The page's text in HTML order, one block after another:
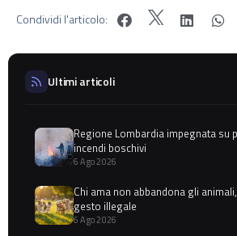
Condividi l'articolo:
Ultimi articoli
Regione Lombardia impegnata su
incendi boschivi
6 Ago 2026
Chi ama non abbandona gli
gesto illegale
6 Ago 2026